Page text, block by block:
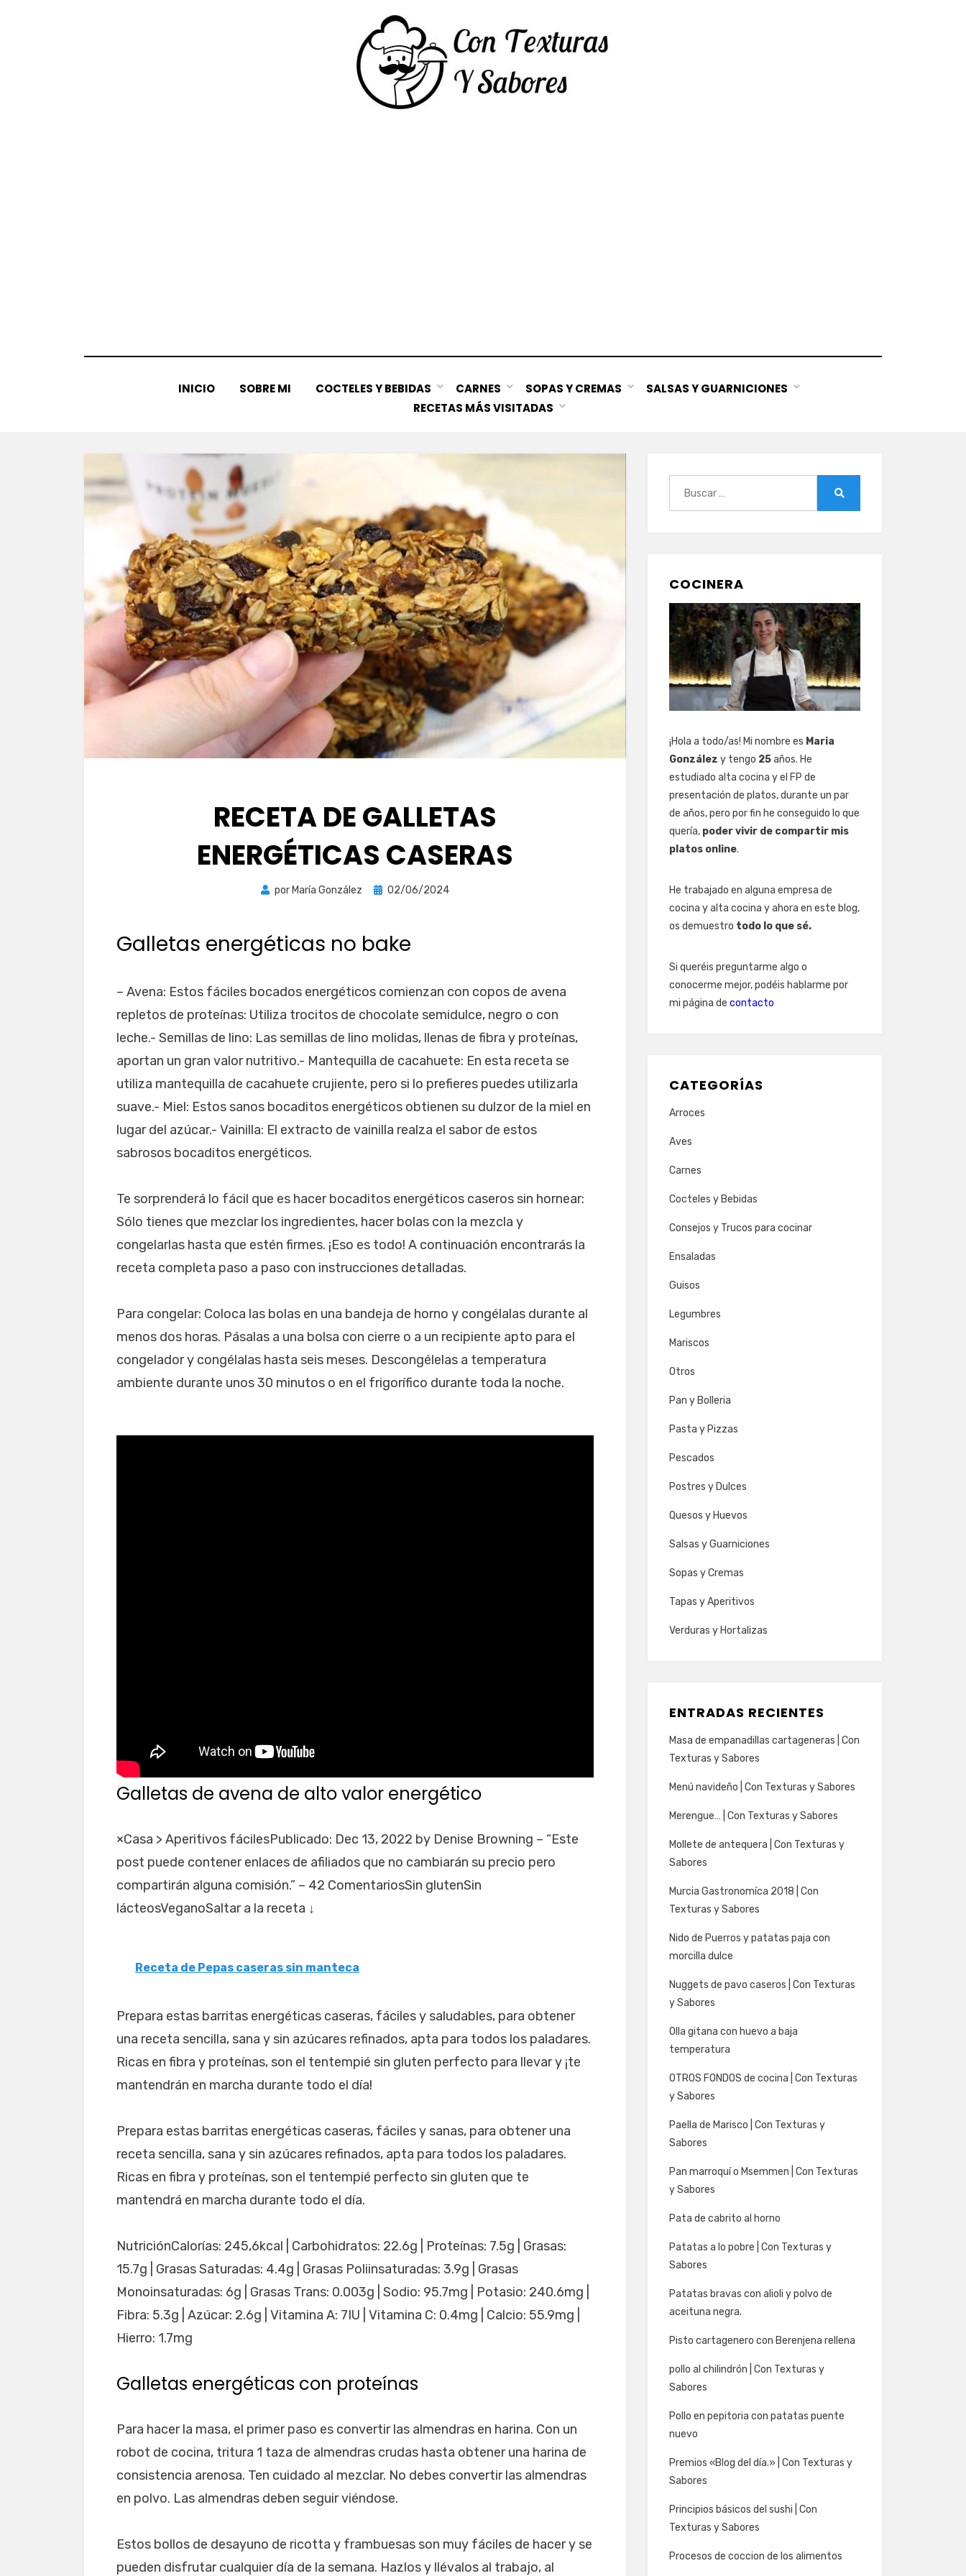
INICIO SOBRE MI COCTELES Y BEBIDAS CARNES SOPAS Y CREMAS
SALSAS Y GUARNICIONES
RECETAS MÁS VISITADAS
RECETA DE GALLETAS
ENERGÉTICAS CASERAS
por María González
Publicada
02/06/2024
Galletas energéticas no bake
– Avena: Estos fáciles bocados energéticos comienzan con copos de avena
repletos de proteínas: Utiliza trocitos de chocolate semidulce, negro o con
leche.- Semillas de lino: Las semillas de lino molidas, llenas de fibra y proteínas,
aportan un gran valor nutritivo.- Mantequilla de cacahuete: En esta receta se
utiliza mantequilla de cacahuete crujiente, pero si lo prefieres puedes utilizarla
suave.- Miel: Estos sanos bocaditos energéticos obtienen su dulzor de la miel en
lugar del azúcar.- Vainilla: El extracto de vainilla realza el sabor de estos
sabrosos bocaditos energéticos.
Te sorprenderá lo fácil que es hacer bocaditos energéticos caseros sin hornear:
Sólo tienes que mezclar los ingredientes, hacer bolas con la mezcla y
congelarlas hasta que estén firmes. ¡Eso es todo! A continuación encontrarás la
receta completa paso a paso con instrucciones detalladas.
Para congelar: Coloca las bolas en una bandeja de horno y congélalas durante al
menos dos horas. Pásalas a una bolsa con cierre o a un recipiente apto para el
congelador y congélalas hasta seis meses. Descongélelas a temperatura
ambiente durante unos 30 minutos o en el frigorífico durante toda la noche.
Galletas de avena de alto valor energético
×Casa > Aperitivos fácilesPublicado: Dec 13, 2022 by Denise Browning – “Este
post puede contener enlaces de afiliados que no cambiarán su precio pero
compartirán alguna comisión.” – 42 ComentariosSin glutenSin
lácteosVeganoSaltar a la receta ↓
Receta de Pepas caseras sin manteca
Prepara estas barritas energéticas caseras, fáciles y saludables, para obtener
una receta sencilla, sana y sin azúcares refinados, apta para todos los paladares.
Ricas en fibra y proteínas, son el tentempié sin gluten perfecto para llevar y ¡te
mantendrán en marcha durante todo el día!
Prepara estas barritas energéticas caseras, fáciles y sanas, para obtener una
receta sencilla, sana y sin azúcares refinados, apta para todos los paladares.
Ricas en fibra y proteínas, son el tentempié perfecto sin gluten que te
mantendrá en marcha durante todo el día.
NutriciónCalorías: 245,6kcal | Carbohidratos: 22.6g | Proteínas: 7.5g | Grasas:
15.7g | Grasas Saturadas: 4.4g | Grasas Poliinsaturadas: 3.9g | Grasas
Monoinsaturadas: 6g | Grasas Trans: 0.003g | Sodio: 95.7mg | Potasio: 240.6mg |
Fibra: 5.3g | Azúcar: 2.6g | Vitamina A: 7IU | Vitamina C: 0.4mg | Calcio: 55.9mg |
Hierro: 1.7mg
Galletas energéticas con proteínas
Para hacer la masa, el primer paso es convertir las almendras en harina. Con un
robot de cocina, tritura 1 taza de almendras crudas hasta obtener una harina de
consistencia arenosa. Ten cuidado al mezclar. No debes convertir las almendras
en polvo. Las almendras deben seguir viéndose.
Estos bollos de desayuno de ricotta y frambuesas son muy fáciles de hacer y se
pueden disfrutar cualquier día de la semana. Hazlos y llévalos al trabajo, al
COCINERA
¡Hola a todo/as! Mi nombre es Maria
González y tengo 25años. He
estudiado alta cocina y el FP de
presentación de platos, durante un par
de años, pero por fin he conseguido lo que
quería, poder vivir de compartir mis
platos online.
He trabajado en alguna empresa de
cocina y alta cocina y ahora en este blog,
os demuestro todo lo que sé.
Si queréis preguntarme algo o
conocerme mejor, podéis hablarme por
mi página de contacto
CATEGORÍAS
Arroces
Aves
Carnes
Cocteles y Bebidas
Consejos y Trucos para cocinar
Ensaladas
Guisos
Legumbres
Mariscos
Otros
Pan y Bolleria
Pasta y Pizzas
Pescados
Postres y Dulces
Quesos y Huevos
Salsas y Guarniciones
Sopas y Cremas
Tapas y Aperitivos
Verduras y Hortalizas
ENTRADAS RECIENTES
Masa de empanadillas cartageneras | Con
Texturas y Sabores
Menú navideño | Con Texturas y Sabores
Merengue… | Con Texturas y Sabores
Mollete de antequera | Con Texturas y
Sabores
Murcia Gastronomíca 2018 | Con
Texturas y Sabores
Nido de Puerros y patatas paja con
morcilla dulce
Nuggets de pavo caseros | Con Texturas
y Sabores
Olla gitana con huevo a baja
temperatura
OTROS FONDOS de cocina | Con Texturas
y Sabores
Paella de Marisco | Con Texturas y
Sabores
Pan marroquí o Msemmen | Con Texturas
y Sabores
Pata de cabrito al horno
Patatas a lo pobre | Con Texturas y
Sabores
Patatas bravas con alioli y polvo de
aceituna negra.
Pisto cartagenero con Berenjena rellena
pollo al chilindrón | Con Texturas y
Sabores
Pollo en pepitoria con patatas puente
nuevo
Premios «Blog del día.» | Con Texturas y
Sabores
Principios básicos del sushi | Con
Texturas y Sabores
Procesos de coccion de los alimentos